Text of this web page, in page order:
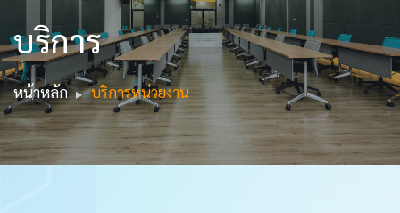
บริการ
หน้าหลัก บริการหน่วยงาน